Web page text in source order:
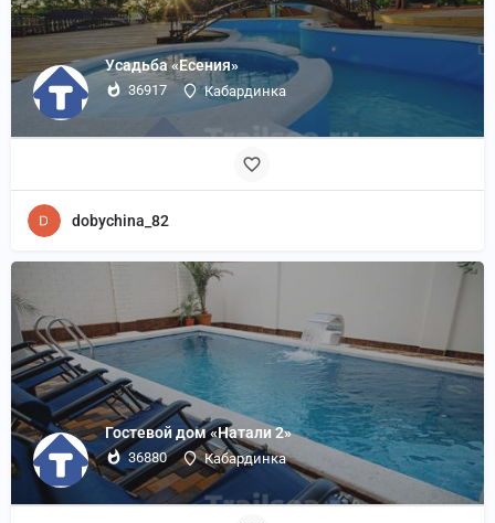
Усадьба «Есения»
36917 Кабардинка
dobychina_82
Гостевой дом «Натали 2»
36880 Кабардинка